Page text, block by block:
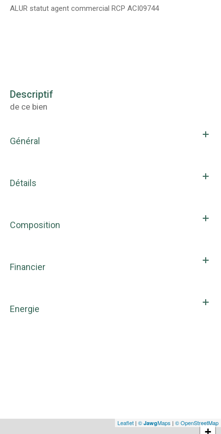
ALUR statut agent commercial RCP ACI09744
descriptif
de ce bien
Général
Détails
Composition
Financier
Energie
Leaflet | © JawgMaps | © OpenStreetMap